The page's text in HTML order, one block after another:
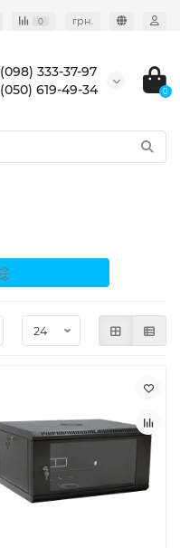
0 грн.
(098) 333-37-97
(050) 619-49-34
0